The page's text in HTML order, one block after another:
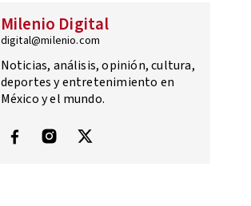
Milenio Digital
digital@milenio.com
Noticias, análisis, opinión, cultura,
deportes y entretenimiento en
México y el mundo.